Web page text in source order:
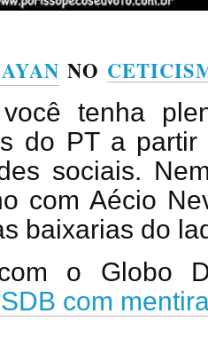
NO
tenha
do PT a
sociais.
com Aécio
baixarias do
o Globo
com